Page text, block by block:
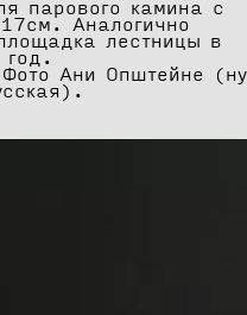
парового камина с
Аналогично
лестницы в
год.
Ани Општейне (ну